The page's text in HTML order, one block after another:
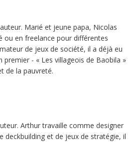
Marié et jeune papa, Nicolas
ou en freelance pour différentes
de jeux de société, il a déjà eu
premier - « Les villageois de Baobila »
de la pauvreté.
Arthur travaille comme designer
deckbuilding et de jeux de stratégie, il